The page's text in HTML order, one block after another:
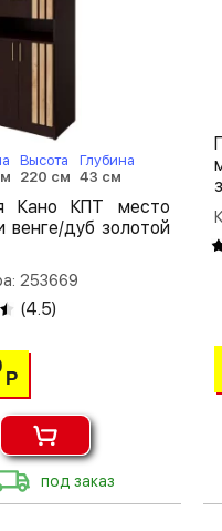
Высота
220 см
Глубина
43 см
Кано КПТ место
венге/дуб золотой
253669
(4.5)
Р
под заказ